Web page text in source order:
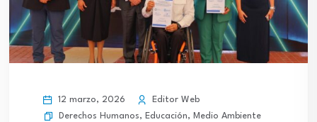
12 marzo, 2026
Editor Web
Derechos Humanos, Educación, Medio Ambiente